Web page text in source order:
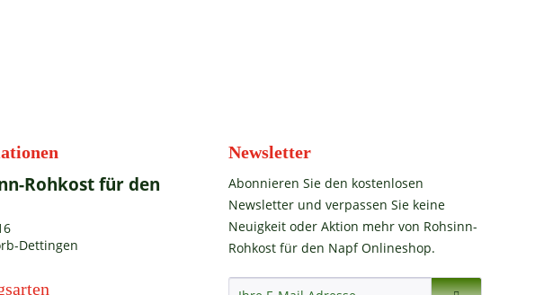
Rohkost für den
Dettingen
Newsletter
Abonnieren Sie den kostenlosen
Newsletter und verpassen Sie keine
Neuigkeit oder Aktion mehr von Rohsinn-
Rohkost für den Napf Onlineshop.